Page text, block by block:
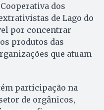
dos
de Lago do
por concentrar
produtos das
que atuam
participação na
de orgânicos,